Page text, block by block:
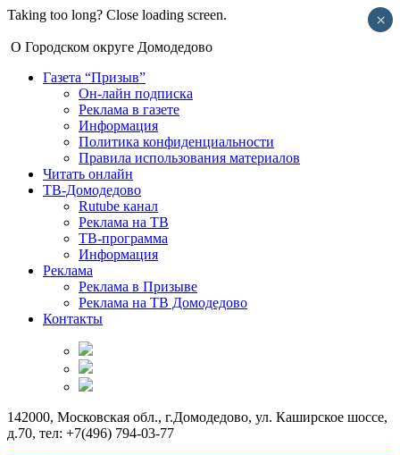
Taking too long? Close loading screen.
О Городском округе Домодедово
Газета “Призыв”
Он-лайн подписка
Реклама в газете
Информация
Политика конфиденциальности
Правила использования материалов
Читать онлайн
ТВ-Домодедово
Rutube канал
Реклама на ТВ
ТВ-программа
Информация
Реклама
Реклама в Призыве
Реклама на ТВ Домодедово
Контакты
142000, Московская обл., г.Домодедово, ул. Каширское шоссе,
д.70, тел: +7(496) 794-03-77
×